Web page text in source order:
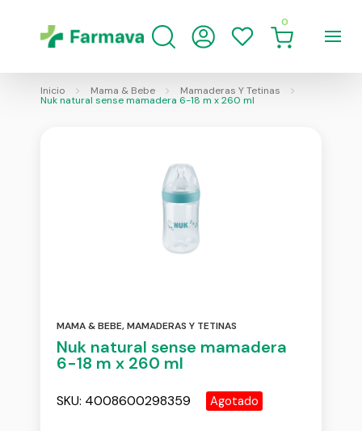
0
Inicio Mama & Bebe Mamaderas Y Tetinas
Nuk natural sense mamadera 6-18 m x 260 ml
MAMA & BEBE,MAMADERAS Y TETINAS
Nuk natural sense mamadera
6-18 m x 260 ml
SKU: 4008600298359 Agotado